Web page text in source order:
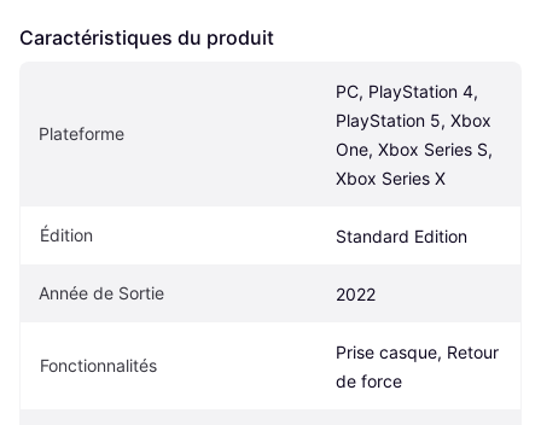
Caractéristiques du produit
Plateforme
PC, PlayStation 4,
PlayStation 5, Xbox
One, Xbox Series S,
Xbox Series X
Édition Standard Edition
Année de Sortie 2022
Fonctionnalités
Prise casque, Retour
de force